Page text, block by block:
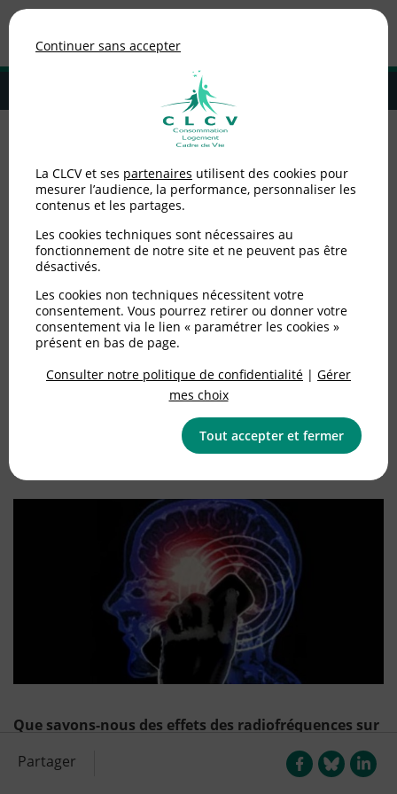
MENU
Adhérer à la CLCV
: 6 conseils pour réduire votre exposition aux ondes
électromagnétiques
Téléphone portable : 6
conseils pour réduire
votre exposition aux
ondes
électromagnétiques
(mis à jour le08/01/2018
Que savons-nous des effets des radiofréquences sur
la santé ? Quels sont les bons comportements à
adopter avec un téléphone mobile pour diminuer
Partager
Continuer sans accepter
La CLCV et ses partenaires utilisent des cookies pour
mesurer l’audience, la performance, personnaliser les
contenus et les partages.
Les cookies techniques sont nécessaires au
fonctionnement de notre site et ne peuvent pas être
désactivés.
Les cookies non techniques nécessitent votre
consentement. Vous pourrez retirer ou donner votre
consentement via le lien « paramétrer les cookies »
présent en bas de page.
Consulter notre politique de confidentialité | Gérer
mes choix
Tout accepter et fermer